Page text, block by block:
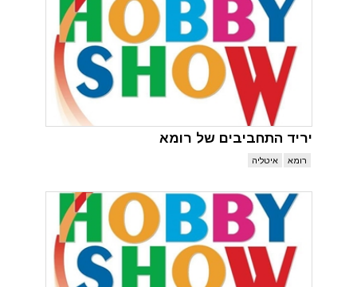
יריד התחביבים של רומא
רומא איטליה